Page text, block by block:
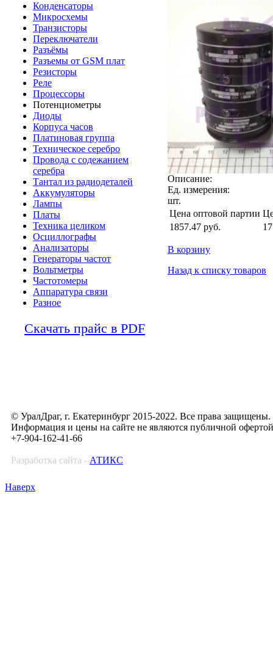
Конденсаторы
Микросхемы
Транзисторы
Переключатели
Разъёмы
Разъемы от GSM плат
Резисторы
Реле
Процессоры
Потенциометры
Диоды
Корпуса часов
Платиновая группа
Техническое серебро
Провода с содежанием
серебра
Тантал из радиодеталей
Аккумуляторы
Лампы
Платы
Техника целиком
Осциллографы
Анализаторы
Генераторы частот
Вольтметры
Частотомеры
Аппаратура связи
Разное
Скачать прайс в PDF
Описание:
Ед. измерения:
шт.
Цена оптовой партии
1857.47 руб.
В корзину
Назад к списку товаров
© УралДраг, г. Екатеринбург 2015-2022. Все права защищены.
Информация и цены на сайте не являются публичной офертой
+7-904-162-41-66
Разработка сайта - АТИКС
Наверх